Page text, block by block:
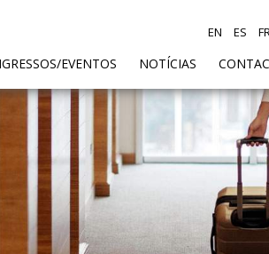
EVENTOS NOTÍCIAS
EN ES